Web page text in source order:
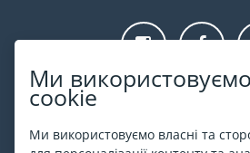
Ми
cookie
Ми використовуємо власні та
Про ESPORT
На ESPORT.in.ua представлена